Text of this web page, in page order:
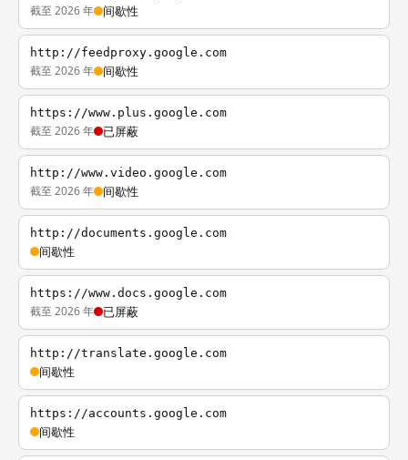
截至 2026 年 间歇性
http://feedproxy.google.com
截至 2026 年 间歇性
https://www.plus.google.com
截至 2026 年 已屏蔽
http://www.video.google.com
截至 2026 年 间歇性
http://documents.google.com
间歇性
https://www.docs.google.com
截至 2026 年 已屏蔽
http://translate.google.com
间歇性
https://accounts.google.com
间歇性